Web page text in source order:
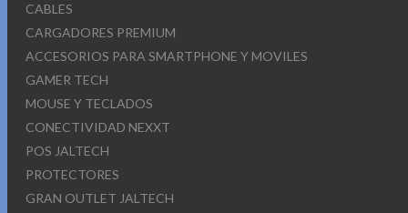
CABLES
CARGADORES PREMIUM
ACCESORIOS PARA SMARTPHONE Y MOVILES
GAMER TECH
MOUSE Y TECLADOS
CONECTIVIDAD NEXXT
POS JALTECH
PROTECTORES
GRAN OUTLET JALTECH